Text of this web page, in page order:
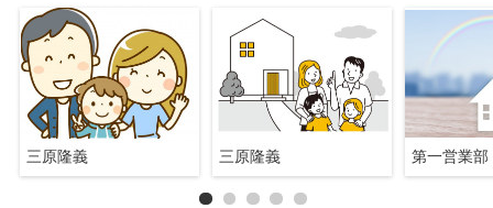
三原隆義 三原隆義 第一営業部